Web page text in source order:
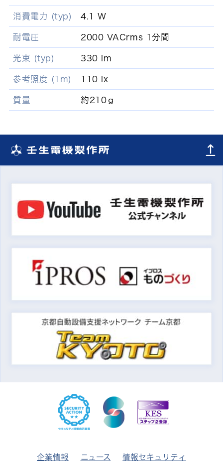
消費電力 (typ) 4.1 W
耐電圧 2000 VACrms 1分間
光束 (typ) 330 lm
参考照度 (1m) 110 lx
質量 約210ｇ
企業情報 ニュース 情報セキュリティ